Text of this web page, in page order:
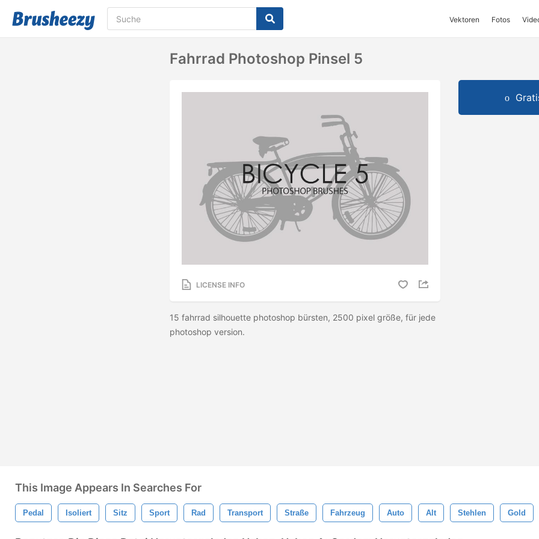
Vektoren Fotos
Fahrrad Photoshop Pinsel 5
LICENSE INFO
15 fahrrad silhouette photoshop bürsten, 2500 pixel größe, für jede
photoshop version.
This Image Appears In Searches For
Pedal Isoliert Sitz Sport Rad Transport Straße Fahrzeug Auto Alt Stehlen Gold